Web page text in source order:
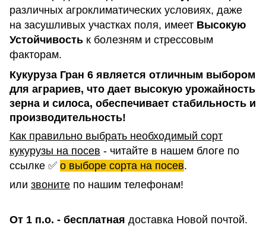
различных агроклиматических условиях, даже
на засушливых участках поля, имеет Высокую
Устойчивость к болезням и стрессовым
факторам.
Кукуруза Гран 6 является отличным выбором
для аграриев, что дает высокую урожайность
зерна и силоса, обеспечивает стабильность и
производительность!
Как правильно выбрать необходимый сорт
кукурузы на посев - читайте в нашем блоге по
ссылке ✅ о выборе сорта на посев.
или звоните по нашим телефонам!
От 1 п.о. - бесплатная доставка Новой почтой.